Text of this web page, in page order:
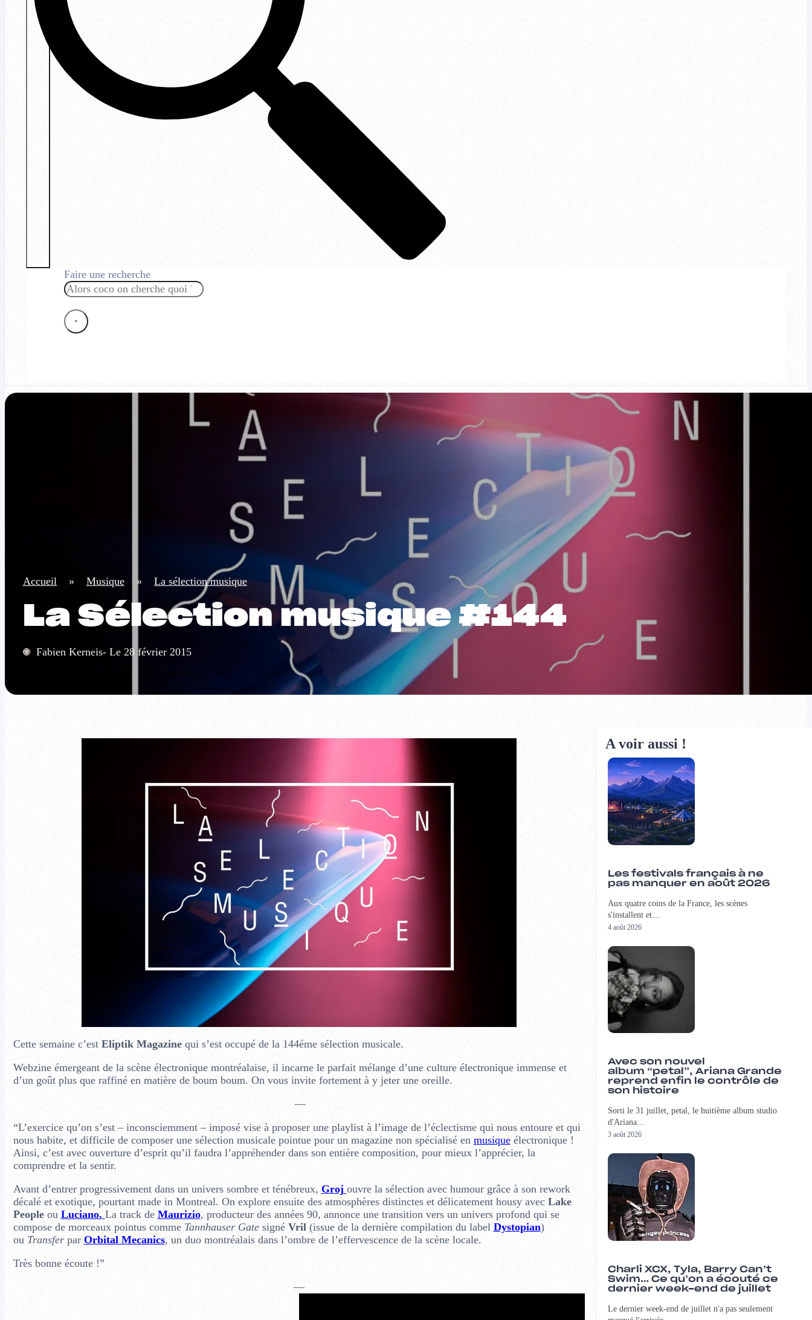
Faire une recherche
Rechercher
×
Accueil » Musique » La sélection musique
La Sélection musique #144
Fabien Kerneis- Le 28 février 2015
Cette semaine c’est Eliptik Magazine qui s’est occupé de la 144éme sélection musicale.
Webzine émergeant de la scène électronique montréalaise, il incarne le parfait mélange d’une culture électronique immense et
d’un goût plus que raffiné en matière de boum boum. On vous invite fortement à y jeter une oreille.
—
“L’exercice qu’on s’est – inconsciemment – imposé vise à proposer une playlist à l’image de l’éclectisme qui nous entoure et qui
nous habite, et difficile de composer une sélection musicale pointue pour un magazine non spécialisé en musiqueélectronique !
Ainsi, c’est avec ouverture d’esprit qu’il faudra l’appréhender dans son entière composition, pour mieux l’apprécier, la
comprendre et la sentir.
Avant d’entrer progressivement dans un univers sombre et ténébreux, Groj ouvre la sélection avec humour grâce à son rework
décalé et exotique, pourtant made in Montreal. On explore ensuite des atmosphères distinctes et délicatement housy avec Lake
Peopleou Luciano. La track de Maurizio, producteur des années 90, annonce une transition vers un univers profond qui se
compose de morceaux pointus comme Tannhauser Gatesigné Vril (issue de la dernière compilation du label Dystopian)
ou Transferpar Orbital Mecanics, un duo montréalais dans l’ombre de l’effervescence de la scène locale.
Très bonne écoute !”
—
A voir aussi !
Les festivals français à ne
pas manquer en août 2026
Aux quatre coins de la France, les scènes
s'installent et…
4 août 2026
Avec son nouvel
album “petal”, Ariana Grande
reprend enfin le contrôle de
son histoire
Sorti le 31 juillet, petal, le huitième album studio
d'Ariana…
3 août 2026
Charli XCX, Tyla, Barry Can’t
Swim… Ce qu’on a écouté ce
dernier week-end de juillet
Le dernier week-end de juillet n'a pas seulement